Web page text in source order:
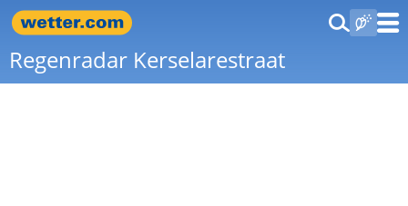
Regenradar Kerselarestraat